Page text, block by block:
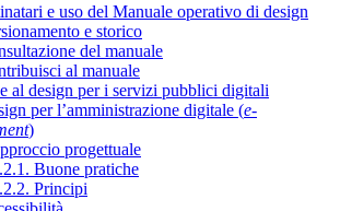
e uso del Manuale operativo di design
e storico
del manuale
al manuale
al design per i servizi pubblici digitali
per l’amministrazione digitale (e-
)
progettuale
Buone pratiche
Principi